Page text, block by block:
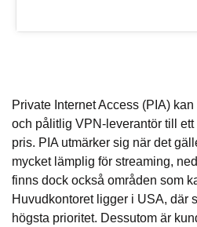
Private Internet Access (PIA)
och pålitlig VPN-leverantör till
pris. PIA utmärker sig när det
mycket lämplig för streaming,
finns dock också områden som
Huvudkontoret ligger i USA, där
högsta prioritet. Dessutom är